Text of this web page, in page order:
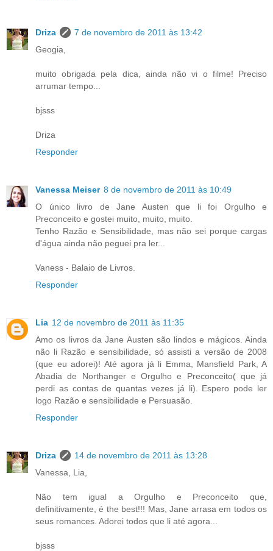
Driza
7 de novembro de 2011 às 13:42
Geogia,
muito obrigada pela dica, ainda não vi o filme! Preciso
arrumar tempo...
bjsss
Driza
Responder
Vanessa Meiser 8 de novembro de 2011 às 10:49
O único livro de Jane Austen que li foi Orgulho e
Preconceito e gostei muito, muito, muito.
Tenho Razão e Sensibilidade, mas não sei porque cargas
d'água ainda não peguei pra ler...
Vaness - Balaio de Livros.
Responder
Lia 12 de novembro de 2011 às 11:35
Amo os livros da Jane Austen são lindos e mágicos. Ainda
não li Razão e sensibilidade, só assisti a versão de 2008
(que eu adorei)! Até agora já li Emma, Mansfield Park, A
Abadia de Northanger e Orgulho e Preconceito( que já
perdi as contas de quantas vezes já li). Espero pode ler
logo Razão e sensibilidade e Persuasão.
Responder
Driza
14 de novembro de 2011 às 13:28
Vanessa, Lia,
Não tem igual a Orgulho e Preconceito que,
definitivamente, é the best!!! Mas, Jane arrasa em todos os
seus romances. Adorei todos que li até agora...
bjsss